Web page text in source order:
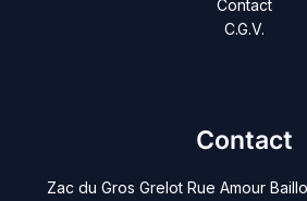
Contact
C.G.V.
Contact
Zac du Gros Grelot Rue Amour